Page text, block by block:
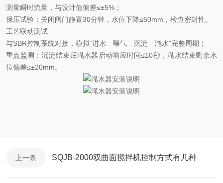
测量瞬时流量，与设计值偏差≤±5%；
保压试验：关闭阀门静置30分钟，水位下降≤50mm，检查密封性。
工艺联动测试
与SBR控制系统对接，模拟“进水—曝气—沉淀—滗水"完整周期；
重点监测：沉淀结束后滗水器启动响应时间≤10秒，滗水结束剩余水
位偏差≤±20mm。
上一条 SQJB-2000双曲面搅拌机控制方式有几种